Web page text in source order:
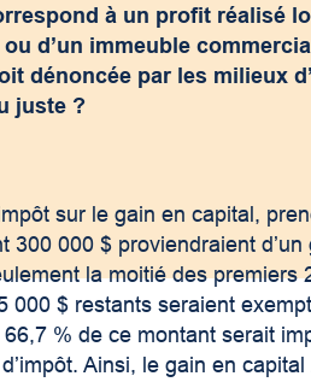
à un profit réalisé
d’un immeuble
dénoncée par les milieux
juste ?
sur le gain en capital,
300 000 $ proviendraient
la moitié des premiers
000 $ restants seraient
% de ce montant serait
Ainsi, le gain en capital